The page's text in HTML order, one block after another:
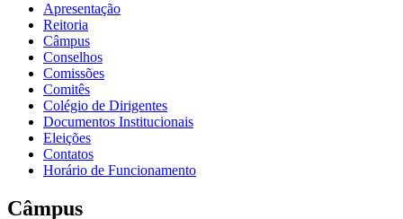
Apresentação
Reitoria
Câmpus
Conselhos
Comissões
Comitês
Colégio de Dirigentes
Documentos Institucionais
Eleições
Contatos
Horário de Funcionamento
Câmpus